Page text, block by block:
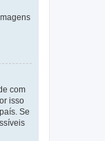
com
isso
Se